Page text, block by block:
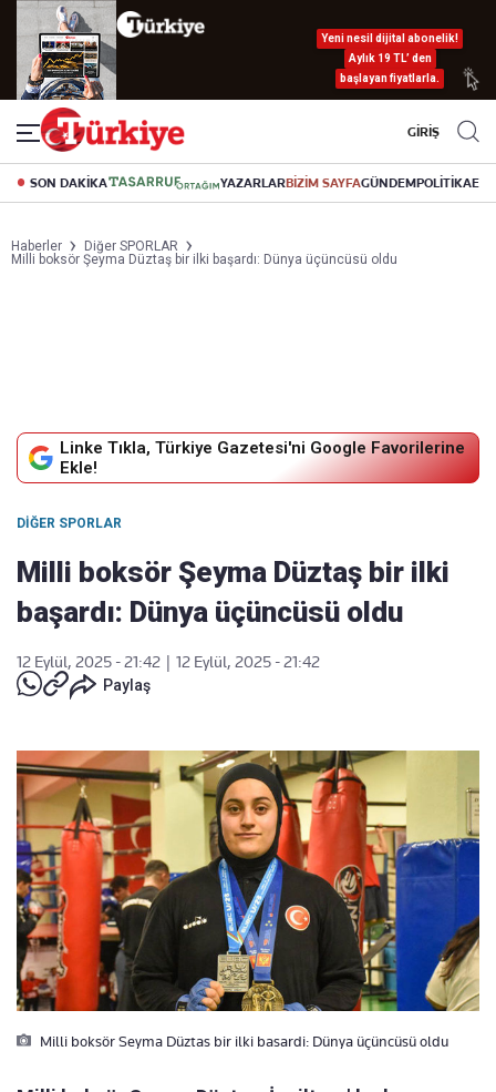
Yeni nesil dijital abonelik!
Aylık 19 TL’ den
başlayan fiyatlarla.
GİRİŞ
SON DAKİKA YAZARLARBİZİM SAYFAGÜNDEMPOLİTİKA
Haberler
Diğer SPORLAR
Milli boksör Şeyma Düztaş bir ilki başardı: Dünya üçüncüsü oldu
Linke Tıkla, Türkiye Gazetesi'ni Google Favorilerine
Ekle!
DIĞER SPORLAR
Milli boksör Şeyma Düztaş bir ilki
başardı: Dünya üçüncüsü oldu
12 Eylül, 2025 - 21:42
12 Eylül, 2025 - 21:42
Paylaş
Milli boksör Seyma Düztas bir ilki basardi: Dünya üçüncüsü oldu